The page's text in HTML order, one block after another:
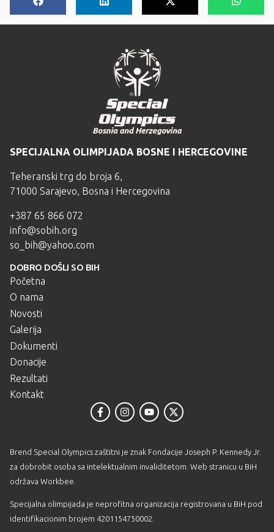
SPECIJALNA OLIMPIJADA BOSNE I HERCEGOVINE
Teheranski trg do broja 6,
71000 Sarajevo, Bosna i Hercegovina
+387 65 866 072
info@sobih.org
so_bih@yahoo.com
DOBRO DOŠLI SO BIH
Početna
O nama
Novosti
Galerija
Dokumenti
Donacije
Rezultati
Kontakt
Brend Special Olympics zaštitni je znak Fondacije Joseph P. Kennedy Jr.
za dobrobit osoba sa intelektualnim invaliditetom. Web stranicu u BiH
održava Workbee
Specijalna olimpijada je neprofitna organizacija registrovana u BiH pod
identifikacionim brojem 4201154750002.